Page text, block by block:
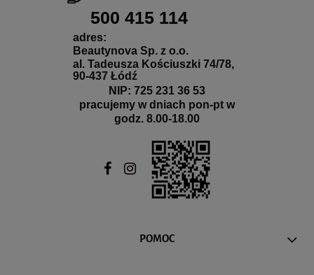
500 415 114
adres:
Beautynova Sp. z o.o.
al. Tadeusza Kościuszki 74/78,
90-437 Łódź
NIP: 725 231 36 53
pracujemy w dniach pon-pt w
godz. 8.00-18.00
POMOC